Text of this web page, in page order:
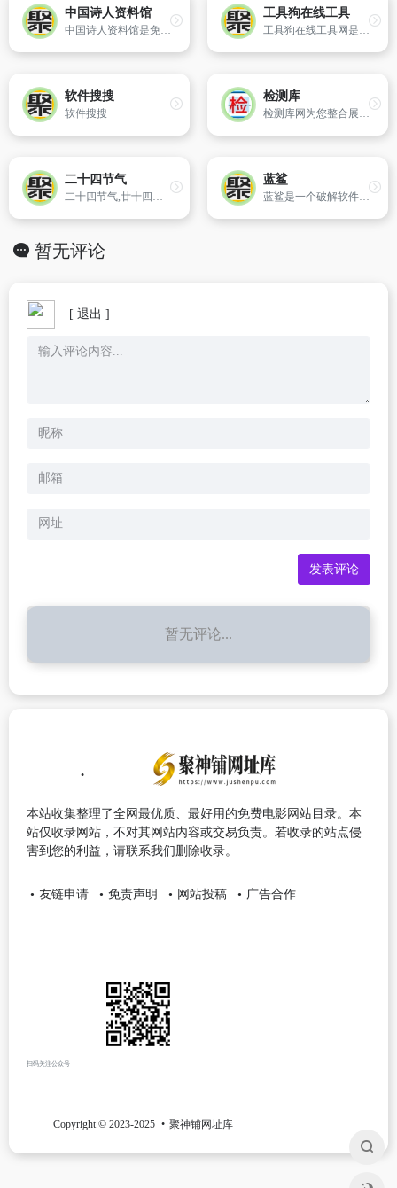
中国诗人资料馆
中国诗人资料馆是免费提供中国诗歌作品的网络资料库及在线阅读公益图书馆。收藏有古今中外数万名诗人的数十万首诗歌作品。
工具狗在线工具
工具狗在线工具网是一个免费的在线实用工具网站，为用户提供了多种实用的在线功能，包括在线大写转换、一键抠图、在线新华字典和在线万年历等。
软件搜搜
软件搜搜
检测库
检测库网为您整合展示了全国各地权威的第三方检测机构、司法鉴定机构信息，涵盖空气甲醛、水质、食品、油烟卫生等第三方检测机构及亲子鉴定、笔迹鉴定、伤残鉴定等司法鉴定机构。各机构名称、地址、电话及资质信息一目了然。
二十四节气
二十四节气,廿十四节气,24节气时间表以及24节气歌,二十四节气分别是：立春、雨水、惊蛰、春分、清明、谷雨、立夏、小满、芒种、夏至、小暑、大暑、立秋、处暑、白露、秋分、寒露、霜降、立冬、小雪、大雪、冬至、小寒、大寒。24节气英文:The 24 Solar Terms.
蓝鲨
蓝鲨是一个破解软件分享平台，每日更新安卓软件和PC破解软件，支持多种下载。
暂无评论
[ 退出 ]
暂无评论...
本站收集整理了全网最优质、最好用的免费电影网站目录。本
站仅收录网站，不对其网站内容或交易负责。若收录的站点侵
害到您的利益，请联系我们删除收录。
友链申请 免责声明 网站投稿 广告合作
扫码关注公众号
Copyright © 2023-2025 聚神铺网址库